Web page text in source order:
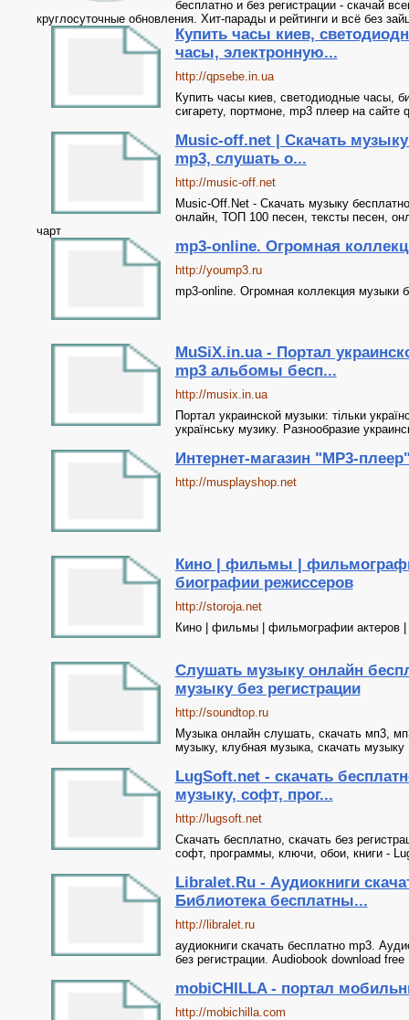
бесплатно и без регистрации - скачай
круглосуточные обновления. Хит-парады и рейтинги и всё без
Купить часы киев,
часы, электронную...
http://qpsebe.in.ua
Купить часы киев, светодиодные часы,
сигарету, портмоне, mp3 плеер на сайте
Music-off.net | Скачать музыку
mp3, слушать о...
http://music-off.net
Music-Off.Net - Скачать музыку
онлайн, ТОП 100 песен, тексты песен,
чарт
mp3-online. Огромная
http://yoump3.ru
mp3-online. Огромная коллекция музыки
MuSiX.in.ua - Портал
mp3 альбомы бесп...
http://musix.in.ua
Портал украинской музыки: тільки
українську музику. Разнообразие
Интернет-магазин "MP3-
http://musplayshop.net
Кино | фильмы |
биографии режиссеров
http://storoja.net
Кино | фильмы | фильмографии актеров |
Слушать музыку онлайн
музыку без регистрации
http://soundtop.ru
Музыка онлайн слушать, скачать мп3,
музыку, клубная музыка, скачать музыку
LugSoft.net - скачать
музыку, софт, прог...
http://lugsoft.net
Скачать бесплатно, скачать без
софт, программы, ключи, обои, книги -
Libralet.Ru - Аудиокниги
Библиотека бесплатны...
http://libralet.ru
аудиокниги скачать бесплатно mp3.
без регистрации. Audiobook download free
mobiCHILLA - портал
http://mobichilla.com